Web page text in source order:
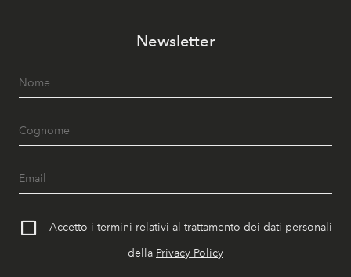
Newsletter
Accetto i termini relativi al trattamento dei dati personali
della Privacy Policy